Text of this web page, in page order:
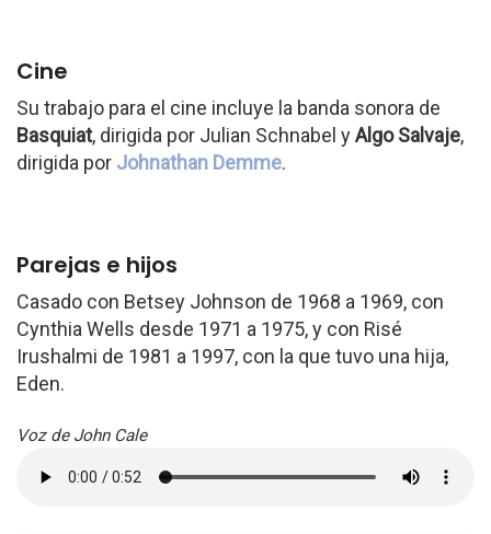
Cine
Su trabajo para el cine incluye la banda sonora de
Basquiat, dirigida por Julian Schnabel yAlgo Salvaje,
dirigida por Johnathan Demme.
Parejas e hijos
Casado con Betsey Johnson de 1968 a 1969, con
Cynthia Wells desde 1971 a 1975, y con Risé
Irushalmi de 1981 a 1997, con la que tuvo una hija,
Eden.
Voz de John Cale